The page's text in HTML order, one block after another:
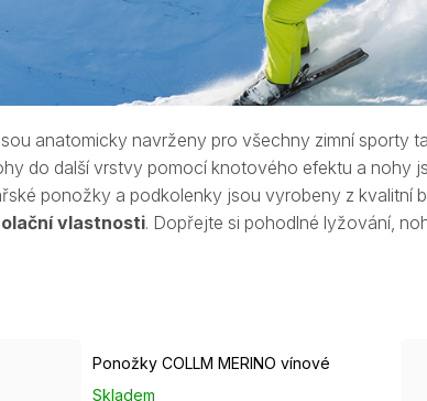
jsou anatomicky navrženy pro všechny zimní sporty
do další vrstvy pomocí knotového efektu a nohy
ponožky a podkolenky jsou vyrobeny z kvalitní
vlastnosti. Dopřejte si pohodlné lyžování,
Ponožky COLLM MERINO vínové
Skladem